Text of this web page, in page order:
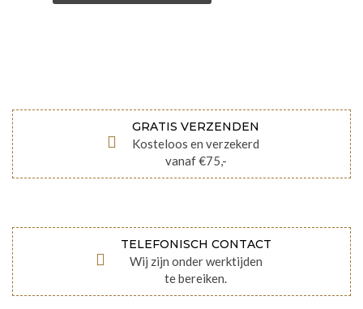
GRATIS VERZENDEN
Kosteloos en verzekerd
vanaf €75,-
TELEFONISCH CONTACT
Wij zijn onder werktijden
te bereiken.